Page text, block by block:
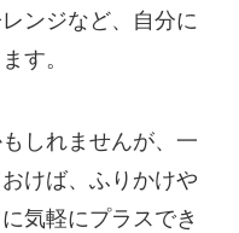
ンジなど、自分に
す。
しれませんが、一
けば、ふりかけや
気軽にプラスでき